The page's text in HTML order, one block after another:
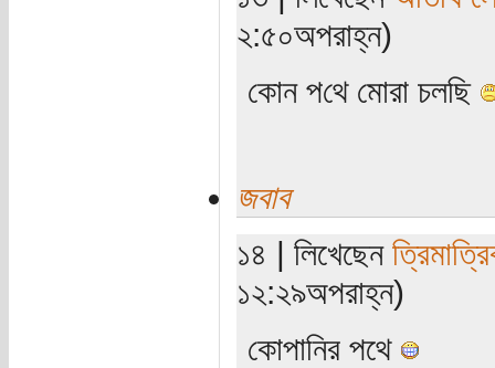
২:৫০অপরাহ্ন)
কোন প‌থে মোরা চল‌ছি
জবাব
১৪ | লিখেছেন
১২:২৯অপরাহ্ন)
কোপানির পথে